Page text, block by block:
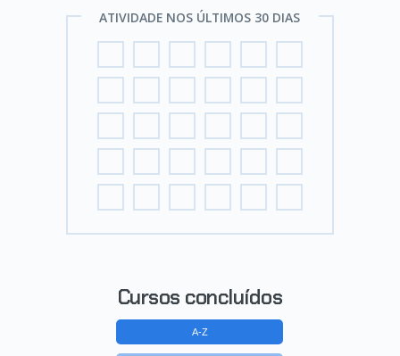
ATIVIDADE NOS ÚLTIMOS 30 DIAS
Cursos concluídos
A-Z